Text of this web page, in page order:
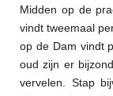
Midden op de
vindt tweemaal
op de Dam vindt
oud zijn er
vervelen. Stap